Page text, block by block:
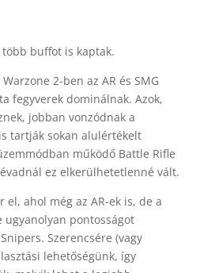
buffot is kaptak.
2-ben az AR és SMG
fegyverek dominálnak. Azok,
jobban vonzódnak a
tartják sokan alulértékelt
működő Battle Rifle
ez elkerülhetetlenné vált.
el, ahol még az AR-ek is, de a
ugyanolyan pontosságot
Szerencsére (vagy
lehetőségünk, így